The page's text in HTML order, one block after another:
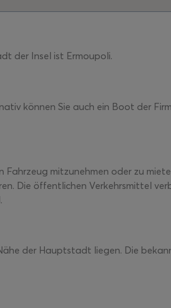
der Insel ist Ermoupoli.
können Sie auch ein Boot der
Fahrzeug mitzunehmen oder zu
Die öffentlichen Verkehrsmittel
der Hauptstadt liegen. Die